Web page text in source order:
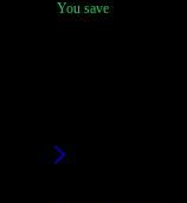
You save